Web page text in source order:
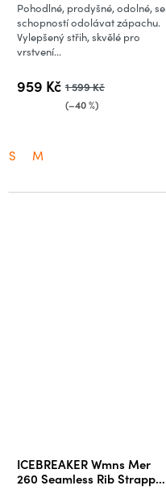
959 Kč 1 599 Kč
(–40 %)
Pohodlné, prodyšné, odolné, se
schopností odolávat zápachu.
Vylepšený střih, skvělé pro
vrstvení...
S M
ICEBREAKER Wmns Mer
260 Seamless Rib Strappy